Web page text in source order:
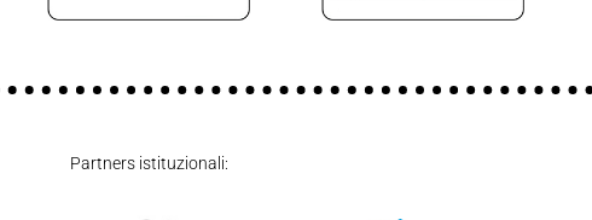
Partners istituzionali: